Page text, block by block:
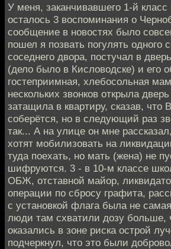
У меня, заканчивавшего 1-й класс
осталось 3 воспоминания о
сообщение в новостях было
пошел я позвать погулять одного
соседнего двора, постучал в
(дело было в Кисловодске) и его
гостеприимная, хлебосольная
нескольких звонков открыла
затащила в квартиру, сказав, что
соберётся, но в следующий раз
так... А на улице он мне
хотят мобилизовать на
туда поехать, но мать (жена) не
шифруются. 3 - в 10-м классе
ОБЖ, отставной майор,
операции по сбросу графита,
с установкой флага была не
люди там схватили дозу больше,
оказались в зоне риска острой
подчеркнул, что это были